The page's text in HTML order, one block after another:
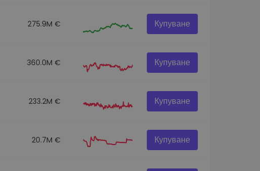
275.9M € Купуване
360.0M € Купуване
233.2M € Купуване
20.7M € Купуване